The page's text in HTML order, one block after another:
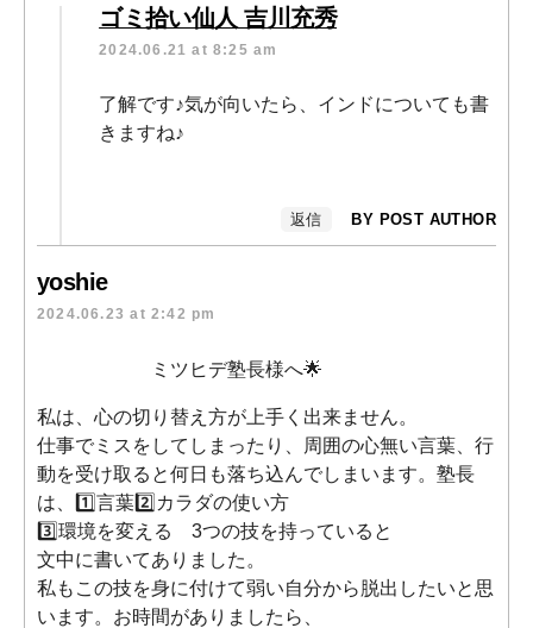
ゴミ拾い仙人 吉川充秀
2024.06.21 at 8:25 am
了解です♪気が向いたら、インドについても書
きますね♪
返信 BY POST AUTHOR
yoshie
2024.06.23 at 2:42 pm
ミツヒデ塾長様へ🌟
私は、心の切り替え方が上手く出来ません。
仕事でミスをしてしまったり、周囲の心無い言葉、行
動を受け取ると何日も落ち込んでしまいます。塾長
は、1️⃣言葉2️⃣カラダの使い方
3️⃣環境を変える 3つの技を持っていると
文中に書いてありました。
私もこの技を身に付けて弱い自分から脱出したいと思
います。お時間がありましたら、